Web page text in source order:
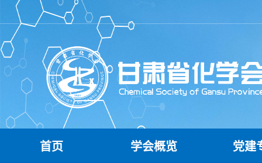
首页 学会概览 党建